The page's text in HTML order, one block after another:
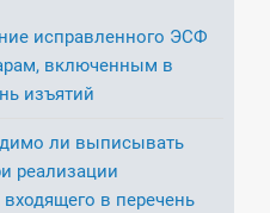
исправленного ЭСФ
включенным в
изъятий
ли выписывать
реализации
входящего в перечень